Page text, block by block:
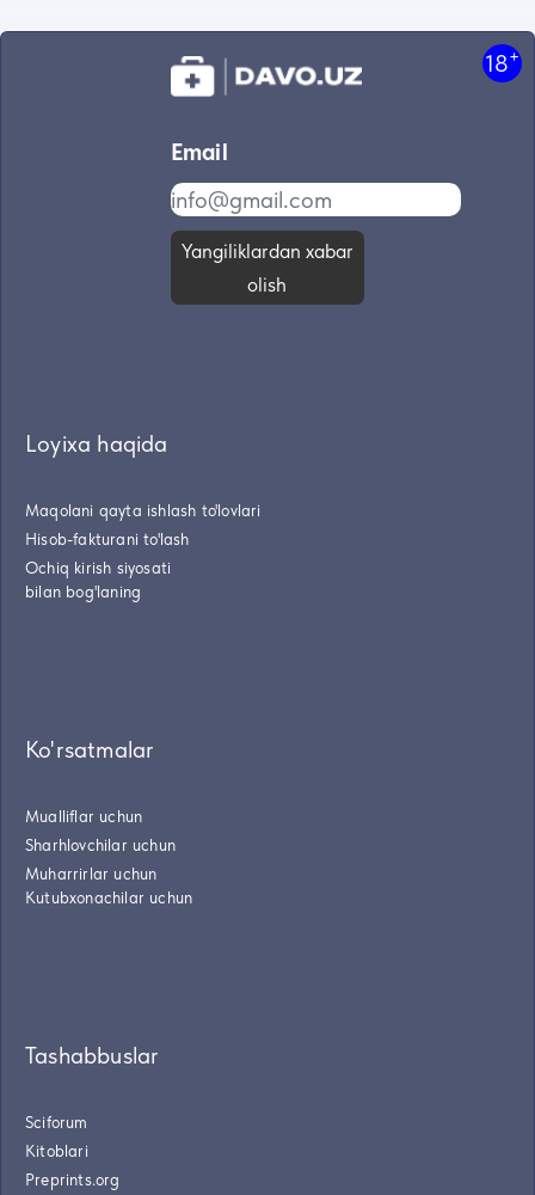
18+
Email
Yangiliklardan xabar
olish
Loyixa haqida
Maqolani qayta ishlash to'lovlari
Hisob-fakturani to'lash
Ochiq kirish siyosati
bilan bog'laning
Ko'rsatmalar
Mualliflar uchun
Sharhlovchilar uchun
Muharrirlar uchun
Kutubxonachilar uchun
Tashabbuslar
Sciforum
Kitoblari
Preprints.org